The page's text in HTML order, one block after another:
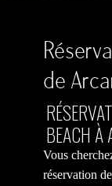
de
BEACH À
Vous
réservation